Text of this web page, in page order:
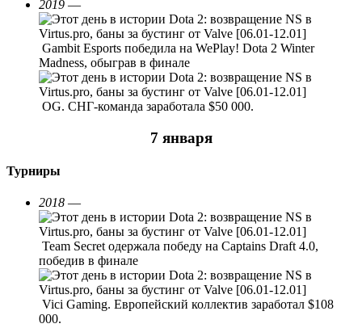
2019 —
Gambit Esports победила на WePlay! Dota 2 Winter
Madness, обыграв в финале
OG. СНГ-команда заработала $50 000.
7 января
Турниры
2018 —
Team Secret одержала победу на Captains Draft 4.0,
победив в финале
Vici Gaming. Европейский коллектив заработал $108
000.